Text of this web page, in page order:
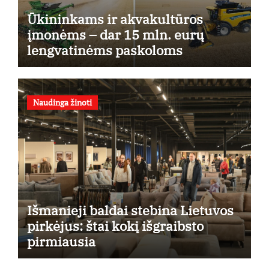
Ūkininkams ir akvakultūros
įmonėms – dar 15 mln. eurų
lengvatinėms paskoloms
Naudinga žinoti
Išmanieji baldai stebina Lietuvos
pirkėjus: štai kokį išgraibsto
pirmiausia